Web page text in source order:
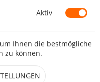
Aktiv
Ihnen die bestmögliche
zu können.